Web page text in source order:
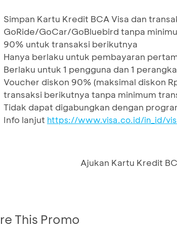
Simpan Kartu Kredit BCA Visa dan
GoRide/GoCar/GoBluebird tanpa
90% untuk transaksi berikutnya
Hanya berlaku untuk pembayaran
Berlaku untuk 1 pengguna dan 1
Voucher diskon 90% (maksimal diskon
transaksi berikutnya tanpa minimum
Tidak dapat digabungkan dengan
Info lanjut https://www.visa.co.id/in_id/
Ajukan Kartu Kredit
This Promo